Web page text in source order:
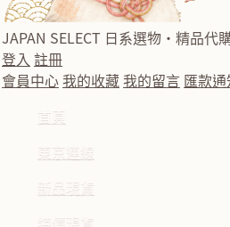
JAPAN SELECT 日系選物・精品代
登入 註冊
會員中心我的收藏我的留言 匯款
首頁
東京連線
新品現貨
特價現貨